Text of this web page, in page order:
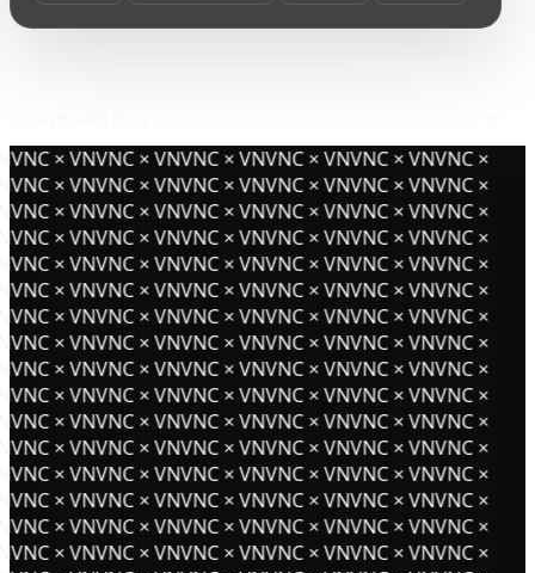
× VNVNC × VNVNC × VNVNC × VNVNC × VNVNC ×
× VNVNC × VNVNC × VNVNC × VNVNC × VNVNC ×
× VNVNC × VNVNC × VNVNC × VNVNC × VNVNC ×
× VNVNC × VNVNC × VNVNC × VNVNC × VNVNC ×
× VNVNC × VNVNC × VNVNC × VNVNC × VNVNC ×
× VNVNC × VNVNC × VNVNC × VNVNC × VNVNC ×
× VNVNC × VNVNC × VNVNC × VNVNC × VNVNC ×
× VNVNC × VNVNC × VNVNC × VNVNC × VNVNC ×
× VNVNC × VNVNC × VNVNC × VNVNC × VNVNC ×
× VNVNC × VNVNC × VNVNC × VNVNC × VNVNC ×
× VNVNC × VNVNC × VNVNC × VNVNC × VNVNC ×
× VNVNC × VNVNC × VNVNC × VNVNC × VNVNC ×
× VNVNC × VNVNC × VNVNC × VNVNC × VNVNC ×
× VNVNC × VNVNC × VNVNC × VNVNC × VNVNC ×
× VNVNC × VNVNC × VNVNC × VNVNC × VNVNC ×
× VNVNC × VNVNC × VNVNC × VNVNC × VNVNC ×